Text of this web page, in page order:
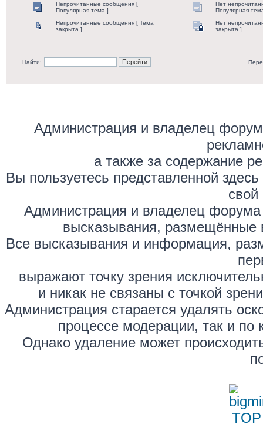
Непрочитанные сообщения [
Популярная тема ]
Нет
Популярная
Непрочитанные сообщения [ Тема
закрыта ]
Нет
закрыта ]
Найти:
Администрация и владелец
а также за содержание
Вы пользуетесь представленной
свой
Администрация и владелец форума
высказывания, размещённые
Все высказывания и информация,
выражают точку зрения
и никак не связаны с точкой
Администрация старается удалять
процессе модерации, так и по
Однако удаление может